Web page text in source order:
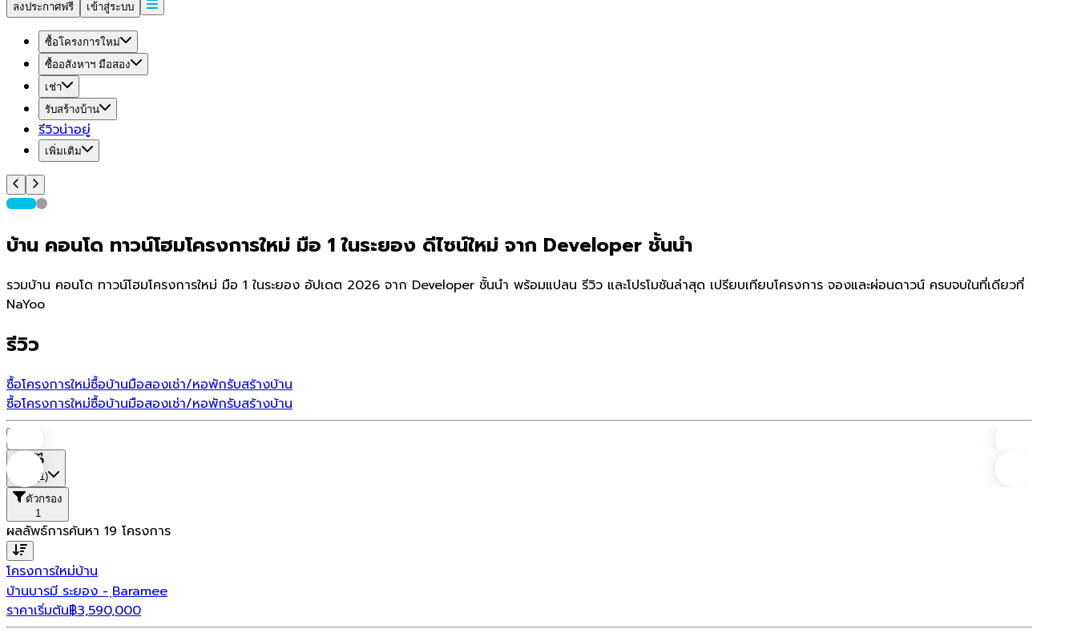
ลงประกาศฟรี เข้าสู่ระบบ
ซื้อโครงการใหม่
ซื้ออสังหาฯ มือสอง
เช่า
รับสร้างบ้าน
รีวิวน่าอยู่
เพิ่มเติม
บ้าน คอนโด ทาวน์โฮมโครงการใหม่ มือ 1 ในระยอง ดีไซน์ใหม่ จาก Developer ชั้นนำ
รวมบ้าน คอนโด ทาวน์โฮมโครงการใหม่ มือ 1 ในระยอง อัปเดต 2026 จาก Developer ชั้นนำ พร้อมแปลน รีวิว และโปรโมชันล่าสุด เปรียบเทียบโครงการ จองและผ่อนดาวน์ ครบจบในที่เดียวที่
NaYoo
รีวิว
ซื้อโครงการใหม่ซื้อบ้านมือสองเช่า/หอพักรับสร้างบ้าน
ซื้อโครงการใหม่ซื้อบ้านมือสองเช่า/หอพักรับสร้างบ้าน
(1)
ตัวกรอง
1
ผลลัพธ์การค้นหา 19 โครงการ
โครงการใหม่บ้าน
บ้านบารมี ระยอง - ฺBaramee
ราคาเริ่มต้น฿3,590,000